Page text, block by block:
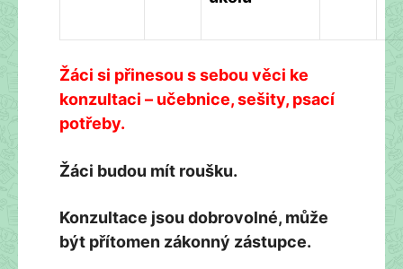
Žáci si přinesou s sebou věci ke
konzultaci – učebnice, sešity, psací
potřeby.
Žáci budou mít roušku.
Konzultace jsou dobrovolné, může
být přítomen zákonný zástupce.